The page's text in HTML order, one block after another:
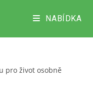
NABÍDKA